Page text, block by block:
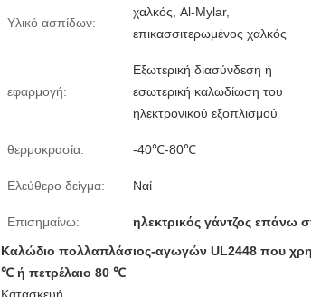
Υλικό ασπίδων:
χαλκός, Al-Mylar,
επικασσιτερωμένος χαλκός
εφαρμογή:
Εξωτερική διασύνδεση ή
εσωτερική καλωδίωση του
ηλεκτρονικού εξοπλισμού
θερμοκρασία: -40℃-80℃
Ελεύθερο δείγμα: Ναί
Επισημαίνω: ηλεκτρικός γάντζος επάνω
Καλώδιο πολλαπλάσιος-αγωγών UL2448 που
℃ ή πετρέλαιο 80 ℃